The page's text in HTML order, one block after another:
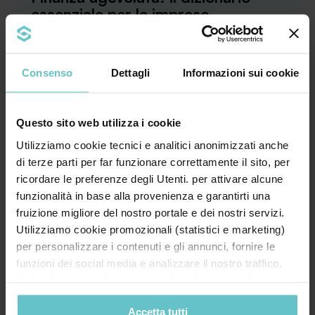
Consenso Dettagli Informazioni sui cookie
Questo sito web utilizza i cookie
Utilizziamo cookie tecnici e analitici anonimizzati anche
di terze parti per far funzionare correttamente il sito, per
ricordare le preferenze degli Utenti. per attivare alcune
funzionalità in base alla provenienza e garantirti una
fruizione migliore del nostro portale e dei nostri servizi.
Utilizziamo cookie promozionali (statistici e marketing)
per personalizzare i contenuti e gli annunci, fornire le
funzioni dei social media e analizzare il nostro traffico.
nostro sito ai nostri partner che si occupano di analisi dei
Accetta tutti
essenziale per le imprese
credito d’imposta, rendicontazione… Il
linguaggio ...
Approfondisci
Luglio 2026 News
Quanto ne sai